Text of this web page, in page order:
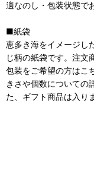
適なのし・包装状態で
■紙袋
恵多き海をイメージし
じ柄の紙袋です。注文
包装をご希望の方はこ
きさや個数についての
た、ギフト商品は入り